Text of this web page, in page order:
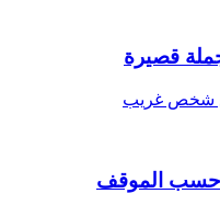
قصيرة
مع شخص غريب
حسب الموقف